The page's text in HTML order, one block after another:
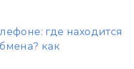
где находится
как